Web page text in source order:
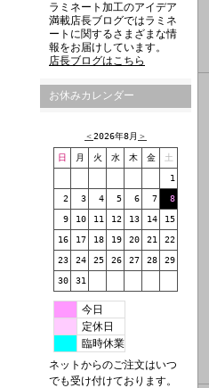
ラミネート加工のアイデア
満載店長ブログではラミネ
ートに関するさまざまな情
報をお届けしています。
店長ブログはこちら
お休みカレンダー
＜2026年8月 ＞
日 月 火 水 木 金 土
1
2 3 4 5 6 7 8
9 10 11 12 13 14 15
16 17 18 19 20 21 22
23 24 25 26 27 28 29
30 31
今日
定休日
臨時休業
ネットからのご注文はいつ
でも受け付けております。